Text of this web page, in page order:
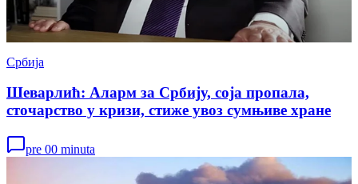
Србија
Шеварлић: Аларм за Србију, соја пропала,
сточарство у кризи, стиже увоз сумњиве хране
pre 00 minuta